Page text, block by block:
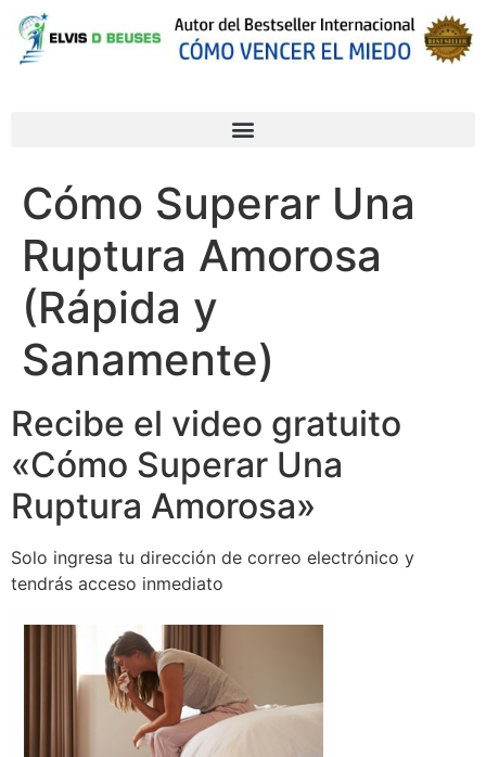
Cómo Superar Una
Ruptura Amorosa
(Rápida y
Sanamente)
Recibe el video gratuito
«Cómo Superar Una
Ruptura Amorosa»
Solo ingresa tu dirección de correo electrónico y
tendrás acceso inmediato